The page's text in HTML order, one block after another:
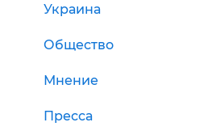
Украина
Общество
Мнение
Пресса